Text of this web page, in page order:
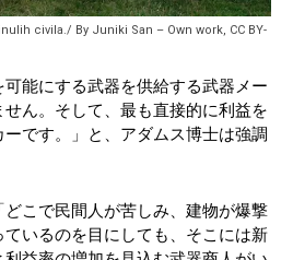
civila./ By Juniki San – Own work, CC BY-
可能にする武器を供給する武器メー
ん。そして、最も直接的に利益を
です。」と、アダムス博士は強調
こで民間人が苦しみ、建物が爆撃
いるのを目にしても、そこには新